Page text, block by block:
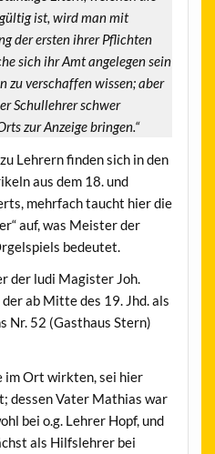
ist, wird man mit
der ersten ihrer Pflichten
sich ihr Amt angelegen sein
zu verschaffen wissen; aber
Schullehrer schwer
zur Anzeige bringen.“
Lehrern finden sich in den
aus dem 18. und
mehrfach taucht hier die
auf, was Meister der
bedeutet.
der ludi Magister Joh.
ab Mitte des 19. Jhd. als
Nr. 52 (Gasthaus Stern)
im Ort wirkten, sei hier
dessen Vater Mathias war
bei o.g. Lehrer Hopf, und
als Hilfslehrer bei